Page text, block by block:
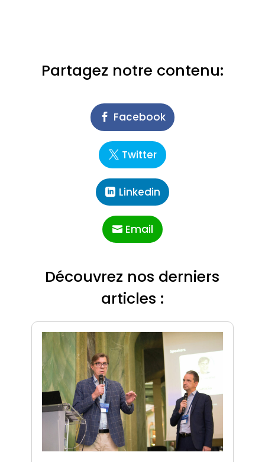
Partagez notre contenu:
Facebook
Twitter
Linkedin
Email
Découvrez nos derniers
articles :